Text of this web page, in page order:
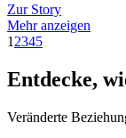
Zur Story
Mehr anzeigen
1 2345
Entdecke,
Veränderte